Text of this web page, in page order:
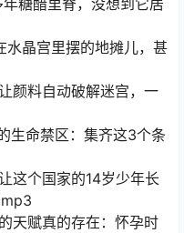
晶宫里摆的地摊儿，甚
颜料自动破解迷宫，一
命禁区：集齐这3个条
这个国家的14岁少年长
天赋真的存在：怀孕时